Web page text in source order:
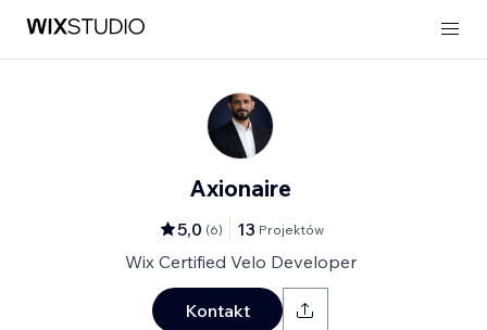
Axionaire
5,0 (6) 13 Projektów
Wix Certified Velo Developer
Kontakt